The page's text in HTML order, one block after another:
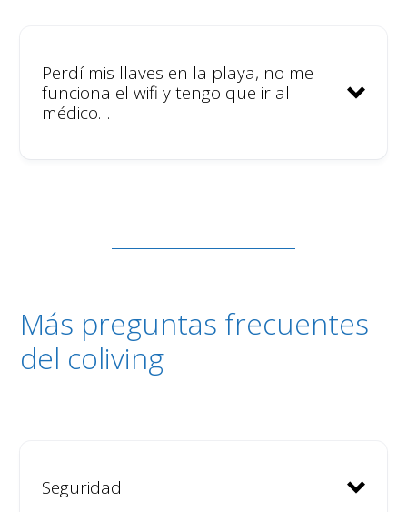
Perdí mis llaves en la playa, no me
funciona el wifi y tengo que ir al
médico…
Más preguntas frecuentes
del coliving
Seguridad